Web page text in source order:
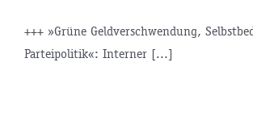
+++ »Grüne Geldverschwendung,
Parteipolitik«: Interner [...]